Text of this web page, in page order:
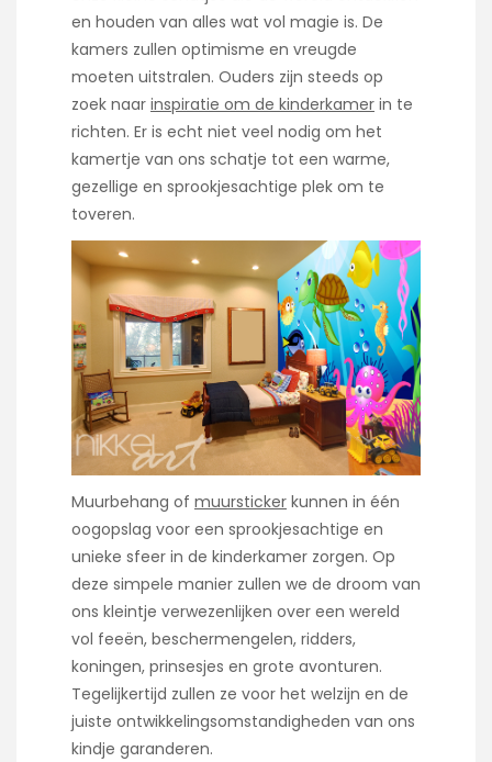
en houden van alles wat vol magie is. De
kamers zullen optimisme en vreugde
moeten uitstralen. Ouders zijn steeds op
zoek naar inspiratie om de kinderkamer in te
richten. Er is echt niet veel nodig om het
kamertje van ons schatje tot een warme,
gezellige en sprookjesachtige plek om te
toveren.
Muurbehang of muursticker kunnen in één
oogopslag voor een sprookjesachtige en
unieke sfeer in de kinderkamer zorgen. Op
deze simpele manier zullen we de droom van
ons kleintje verwezenlijken over een wereld
vol feeën, beschermengelen, ridders,
koningen, prinsesjes en grote avonturen.
Tegelijkertijd zullen ze voor het welzijn en de
juiste ontwikkelingsomstandigheden van ons
kindje garanderen.